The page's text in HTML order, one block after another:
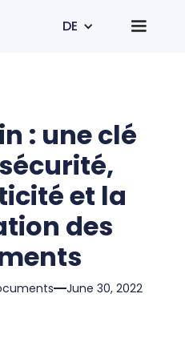
DE
: une clé
et la
des
June 30, 2022